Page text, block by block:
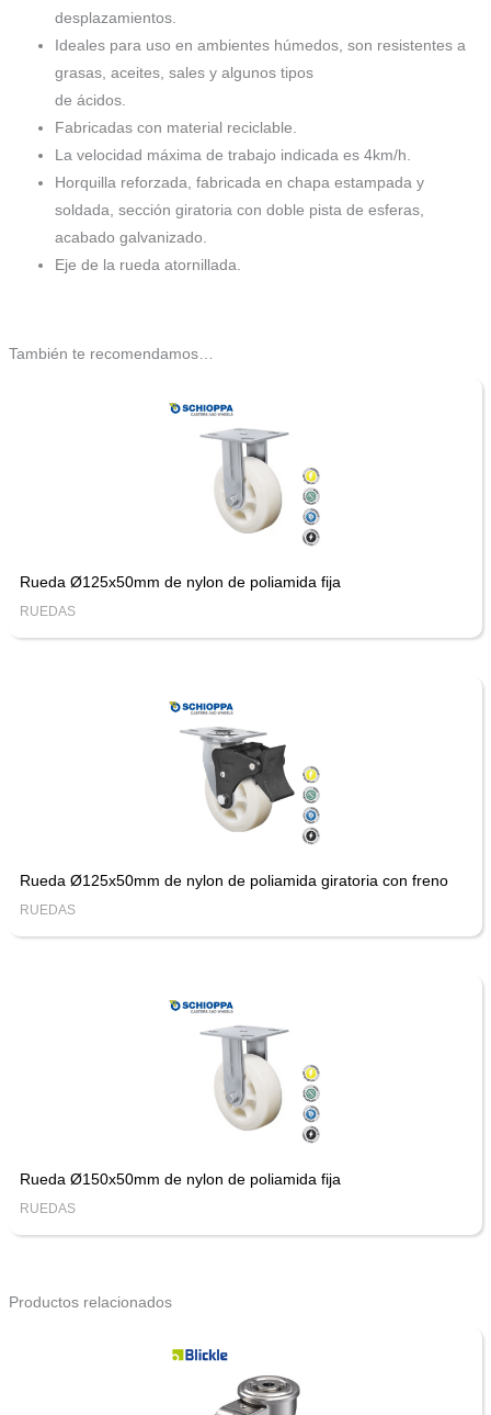
desplazamientos.
Ideales para uso en ambientes húmedos, son resistentes a
grasas, aceites, sales y algunos tipos
de ácidos.
Fabricadas con material reciclable.
La velocidad máxima de trabajo indicada es 4km/h.
Horquilla reforzada, fabricada en chapa estampada y
soldada, sección giratoria con doble pista de esferas,
acabado galvanizado.
Eje de la rueda atornillada.
También te recomendamos…
Rueda Ø125x50mm de nylon de poliamida fija
RUEDAS
Rueda Ø125x50mm de nylon de poliamida giratoria con freno
RUEDAS
Rueda Ø150x50mm de nylon de poliamida fija
RUEDAS
Productos relacionados